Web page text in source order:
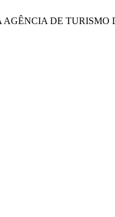
AGÊNCIA DE